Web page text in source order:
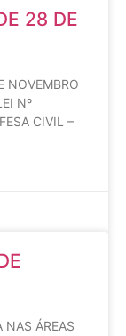
28 DE
NOVEMBRO
Nº
CIVIL –
NAS ÁREAS